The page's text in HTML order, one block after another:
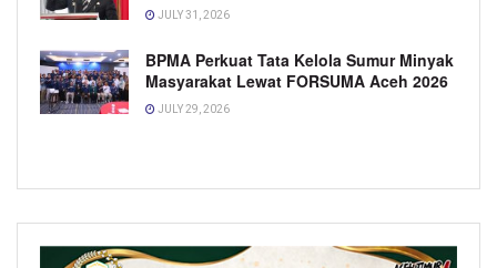
JULY 31, 2026
BPMA Perkuat Tata Kelola Sumur Minyak
Masyarakat Lewat FORSUMA Aceh 2026
JULY 29, 2026